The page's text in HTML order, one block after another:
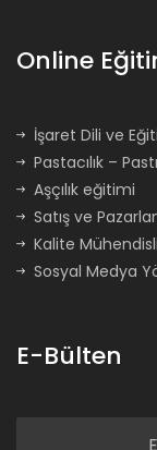
Online
İşaret Dili ve
Pastacılık –
Aşçılık eğitimi
Satış ve
Kalite
Sosyal Medya
E-Bülten